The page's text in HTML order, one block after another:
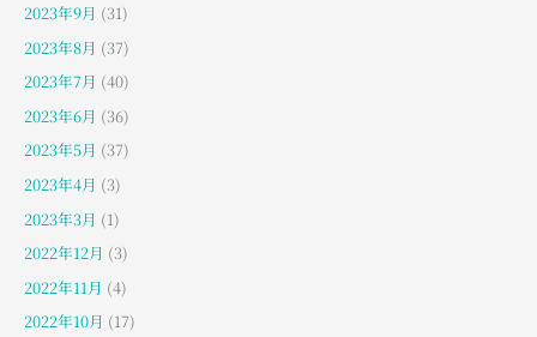
2023年9月 (31)
2023年8月 (37)
2023年7月 (40)
2023年6月 (36)
2023年5月 (37)
2023年4月 (3)
2023年3月 (1)
2022年12月 (3)
2022年11月 (4)
2022年10月 (17)